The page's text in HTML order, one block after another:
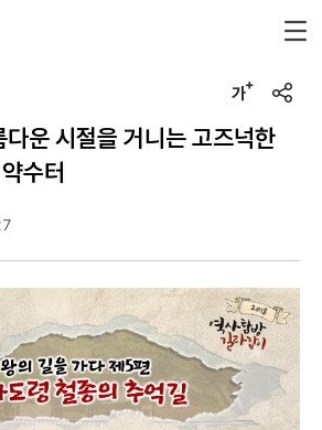
u
운 시절을 거니는 고즈넉한
수터